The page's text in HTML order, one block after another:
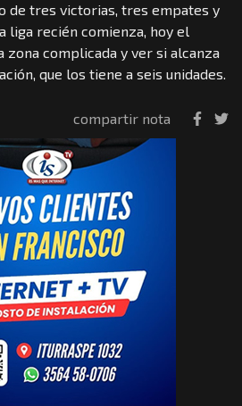
de tres victorias, tres empates y
liga recién comienza, hoy el
zona complicada y ver si alcanza
que los tiene a seis unidades.
compartir nota